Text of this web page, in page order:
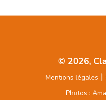
© 2026,
Mentions légales |
Photos :